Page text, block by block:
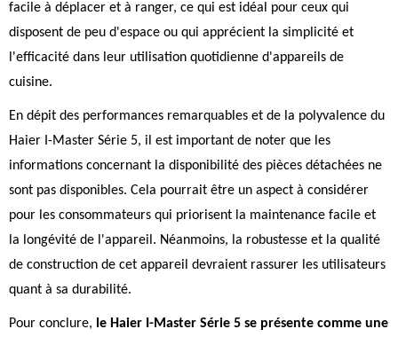
facile à déplacer et à ranger, ce qui est idéal pour ceux qui
disposent de peu d'espace ou qui apprécient la simplicité et
l'efficacité dans leur utilisation quotidienne d'appareils de
cuisine.
En dépit des performances remarquables et de la polyvalence du
Haier I-Master Série 5, il est important de noter que les
informations concernant la disponibilité des pièces détachées ne
sont pas disponibles. Cela pourrait être un aspect à considérer
pour les consommateurs qui priorisent la maintenance facile et
la longévité de l'appareil. Néanmoins, la robustesse et la qualité
de construction de cet appareil devraient rassurer les utilisateurs
quant à sa durabilité.
Pour conclure, le Haier I-Master Série 5 se présente comme une